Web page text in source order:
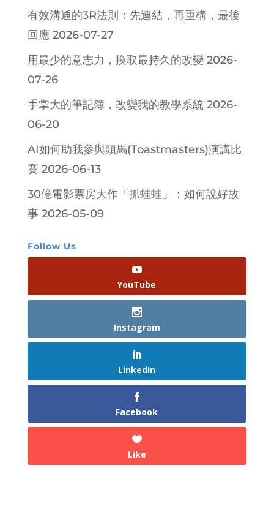
有效溝通的3R法則：先連結，再重構，最後
回應 2026-07-27
用最少的意志力，換取最持久的改變 2026-
07-26
手掌大的筆記簿，改變我的教學系統 2026-
06-20
AI如何助我參與頭馬(Toastmasters)演講比
賽 2026-06-13
30億電影票房大作「抓蛙蛙」：如何說好故
事 2026-05-09
Follow Us
YouTube
Instagram
LinkedIn
Facebook
Like